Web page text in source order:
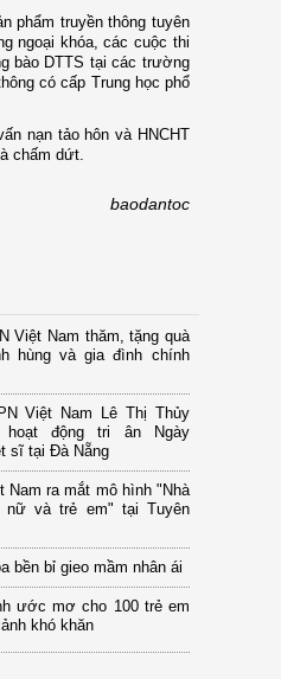
phẩm truyền thông tuyên
ngoại khóa, các cuộc thi
bào DTTS tại các trường
có cấp Trung học phổ
nạn tảo hôn và HNCHT
chấm dứt.
baodantoc
Việt Nam thăm, tặng quà
hùng và gia đình chính
Việt Nam Lê Thị Thủy
hoạt động tri ân Ngày
sĩ tại Đà Nẵng
Nam ra mắt mô hình "Nhà
nữ và trẻ em" tại Tuyên
bền bỉ gieo mầm nhân ái
ước mơ cho 100 trẻ em
khó khăn